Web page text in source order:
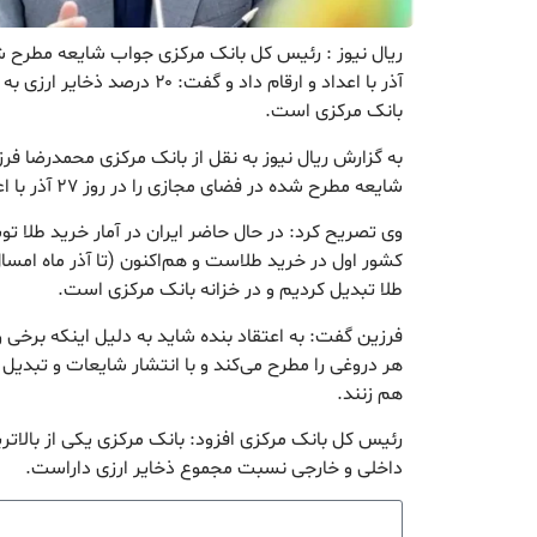
آذر با اعداد و ارقام داد و
بانک مرکزی است.
به گزارش ریال نیوز به نقل از بانک مرکزی
شایعه مطرح شده در فضای مجازی را در روز ۲۷ آذر با اعداد و ارقام داده است.
وی تصریح کرد: در حال حاضر ایران در آمار خرید
طلا تبدیل کردیم و در خزانه بانک مرکزی است.
فرزین گفت: به اعتقاد بنده شاید به دلیل اینکه
هر دروغی را مطرح می‌کند و با انتشار شایعات و تبدیل
هم زنند.
رئیس کل بانک مرکزی افزود: بانک مرکزی یکی از
داخلی و خارجی نسبت مجموع ذخایر ارزی داراست.